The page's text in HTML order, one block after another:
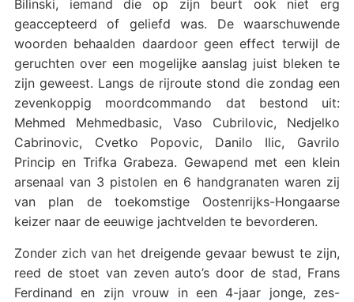
Bilinski, iemand die op zijn beurt ook niet erg
geaccepteerd of geliefd was. De waarschuwende
woorden behaalden daardoor geen effect terwijl de
geruchten over een mogelijke aanslag juist bleken te
zijn geweest. Langs de rijroute stond die zondag een
zevenkoppig moordcommando dat bestond uit:
Mehmed Mehmedbasic, Vaso Cubrilovic, Nedjelko
Cabrinovic, Cvetko Popovic, Danilo Ilic, Gavrilo
Princip en Trifka Grabeza. Gewapend met een klein
arsenaal van 3 pistolen en 6 handgranaten waren zij
van plan de toekomstige Oostenrijks-Hongaarse
keizer naar de eeuwige jachtvelden te bevorderen.
Zonder zich van het dreigende gevaar bewust te zijn,
reed de stoet van zeven auto’s door de stad, Frans
Ferdinand en zijn vrouw in een 4-jaar jonge, zes-